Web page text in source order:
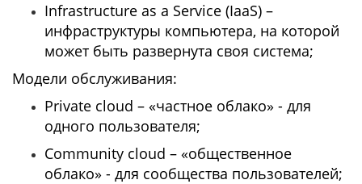
Infrastructure as a Service (IaaS) –
инфраструктуры компьютера, на которой
может быть развернута своя система;
Модели обслуживания:
Private cloud – «частное облако» - для
одного пользователя;
Community cloud – «общественное
облако» - для сообщества пользователей;